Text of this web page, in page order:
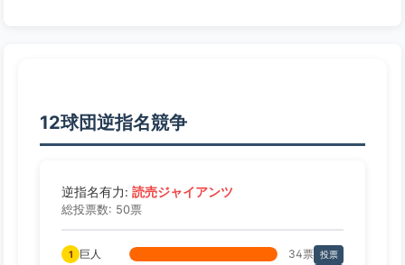
12球団逆指名競争
逆指名有力: 読売ジャイアンツ
総投票数: 50票
1 巨人 34票 投票